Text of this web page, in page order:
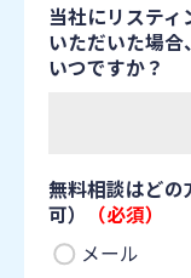
当社にリステ
いただいた場
いつですか？
無料相談はど
可）
（必須）
メール